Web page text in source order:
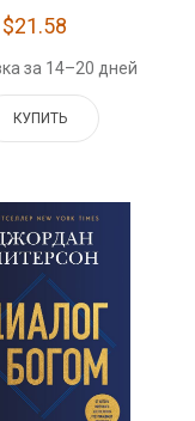
$21.58
за 14–20 дней
КУПИТЬ